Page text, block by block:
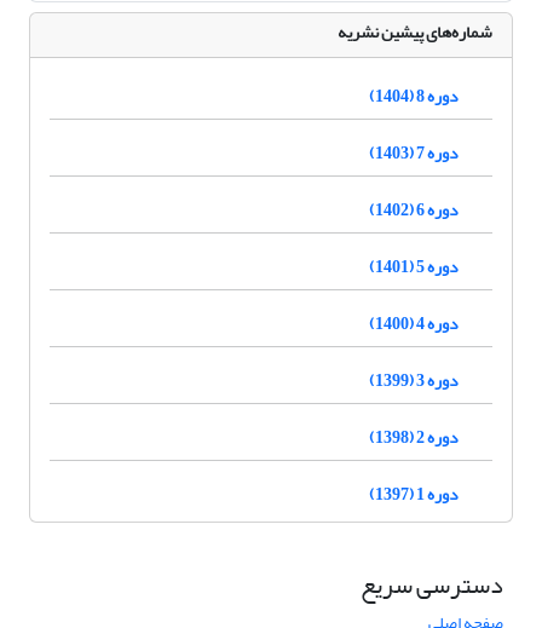
شماره‌های پیشین نشریه
دوره 8 (1404)
دوره 7 (1403)
دوره 6 (1402)
دوره 5 (1401)
دوره 4 (1400)
دوره 3 (1399)
دوره 2 (1398)
دوره 1 (1397)
دسترسی سریع